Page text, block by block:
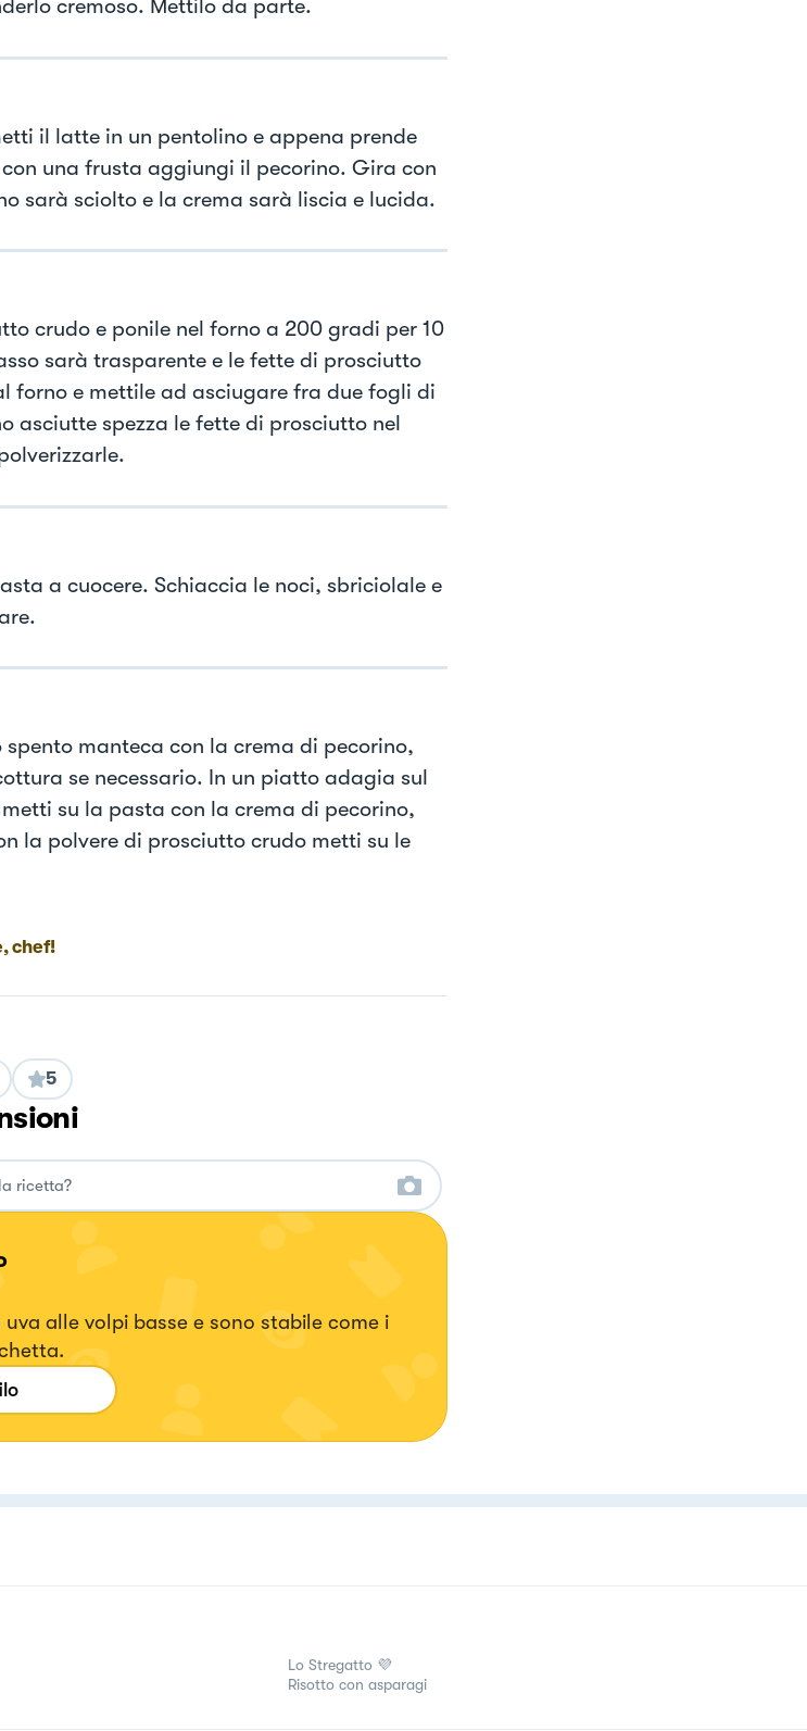
cremoso. Mettilo da parte.
il latte in un pentolino e appena prende
una frusta aggiungi il pecorino. Gira con
sarà sciolto e la crema sarà liscia e lucida.
crudo e ponile nel forno a 200 gradi per 10
sarà trasparente e le fette di prosciutto
forno e mettile ad asciugare fra due fogli di
asciutte spezza le fette di prosciutto nel
a cuocere. Schiaccia le noci, sbriciolale e
manteca con la crema di pecorino,
se necessario. In un piatto adagia sul
su la pasta con la crema di pecorino,
la polvere di prosciutto crudo metti su le
chef!
5
alle volpi basse e sono stabile come i
Lo Stregatto 💜
Risotto con asparagi